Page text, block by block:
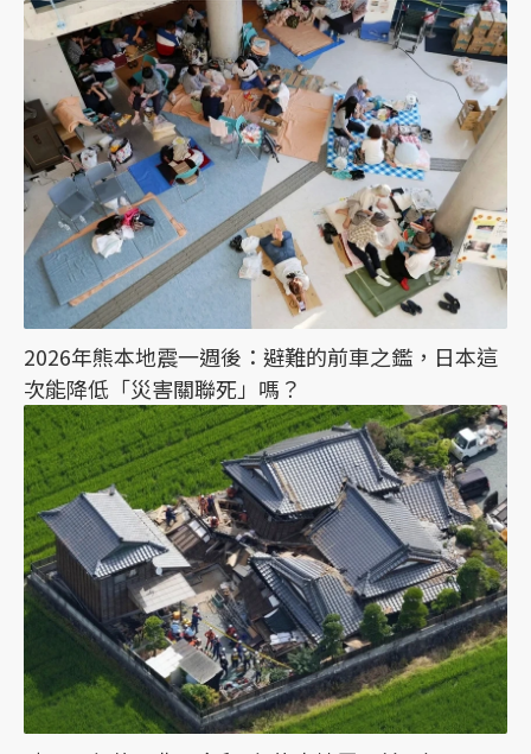
2026年熊本地震一週後：避難的前車之鑑，日本這
次能降低「災害關聯死」嗎？